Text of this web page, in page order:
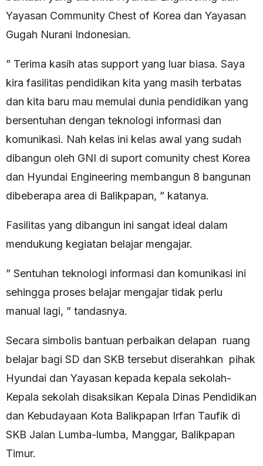
Yayasan Community Chest of Korea dan Yayasan
Gugah Nurani Indonesian.
” Terima kasih atas support yang luar biasa. Saya
kira fasilitas pendidikan kita yang masih terbatas
dan kita baru mau memulai dunia pendidikan yang
bersentuhan dengan teknologi informasi dan
komunikasi. Nah kelas ini kelas awal yang sudah
dibangun oleh GNI di suport comunity chest Korea
dan Hyundai Engineering membangun 8 bangunan
dibeberapa area di Balikpapan, ” katanya.
Fasilitas yang dibangun ini sangat ideal dalam
mendukung kegiatan belajar mengajar.
” Sentuhan teknologi informasi dan komunikasi ini
sehingga proses belajar mengajar tidak perlu
manual lagi, ” tandasnya.
Secara simbolis bantuan perbaikan delapan ruang
belajar bagi SD dan SKB tersebut diserahkan pihak
Hyundai dan Yayasan kepada kepala sekolah-
Kepala sekolah disaksikan Kepala Dinas Pendidikan
dan Kebudayaan Kota Balikpapan Irfan Taufik di
SKB Jalan Lumba-lumba, Manggar, Balikpapan
Timur.